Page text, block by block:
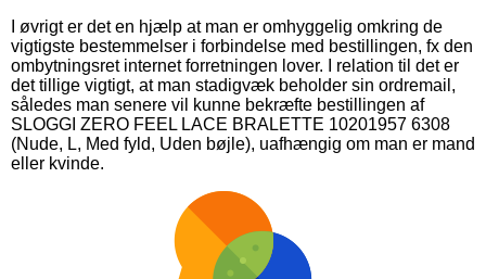
I øvrigt er det en hjælp at man er omhyggelig omkring de
vigtigste bestemmelser i forbindelse med bestillingen, fx den
ombytningsret internet forretningen lover. I relation til det er
det tillige vigtigt, at man stadigvæk beholder sin ordremail,
således man senere vil kunne bekræfte bestillingen af
SLOGGI ZERO FEEL LACE BRALETTE 10201957 6308
(Nude, L, Med fyld, Uden bøjle), uafhængig om man er mand
eller kvinde.